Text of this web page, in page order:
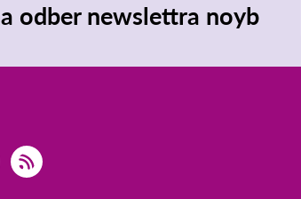
odber newslettra noyb